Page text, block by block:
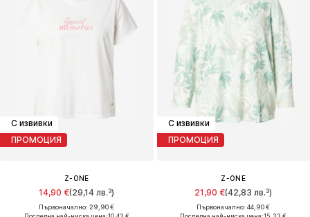
С извивки
ПРОМОЦИЯ
Z-ONE
14,90 €(29,14 лв.³)
Първоначално: 29,90 €
С извивки
ПРОМОЦИЯ
Z-ONE
21,90 €(42,83 лв.³)
Първоначално: 44,90 €